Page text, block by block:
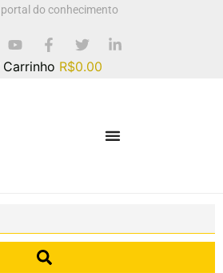
portal do conhecimento
Carrinho R$0.00